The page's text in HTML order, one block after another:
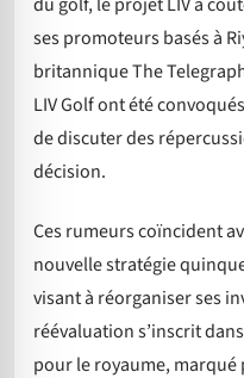
ses promoteurs basés à
britannique The
LIV Golf ont été
de discuter des
décision.
Ces rumeurs coïncident
nouvelle stratégie
visant à réorganiser ses
réévaluation s’inscrit
pour le royaume, marqué